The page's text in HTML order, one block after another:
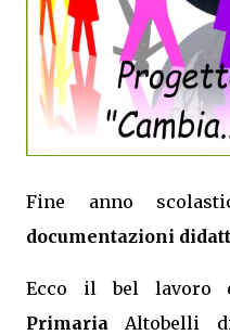
Fine anno
documentazioni
Ecco il bel lavoro
Primaria Altobelli